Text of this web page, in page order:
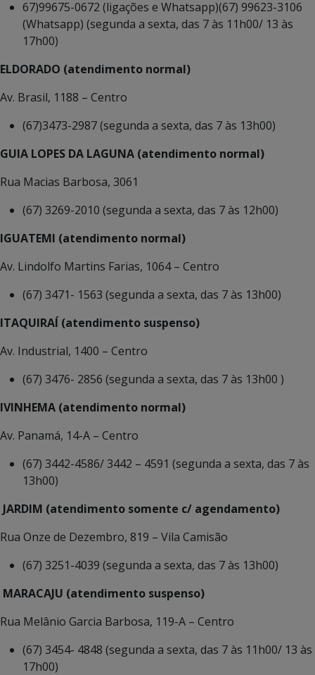
67)99675-0672 (ligações e Whatsapp)(67) 99623-3106
(Whatsapp) (segunda a sexta, das 7 às 11h00/ 13 às
17h00)
ELDORADO (atendimento normal)
Av. Brasil, 1188 – Centro
(67)3473-2987 (segunda a sexta, das 7 às 13h00)
GUIA LOPES DA LAGUNA (atendimento normal)
Rua Macias Barbosa, 3061
(67) 3269-2010 (segunda a sexta, das 7 às 12h00)
IGUATEMI (atendimento normal)
Av. Lindolfo Martins Farias, 1064 – Centro
(67) 3471- 1563 (segunda a sexta, das 7 às 13h00)
ITAQUIRAÍ (atendimento suspenso)
Av. Industrial, 1400 – Centro
(67) 3476- 2856 (segunda a sexta, das 7 às 13h00 )
IVINHEMA (atendimento normal)
Av. Panamá, 14-A – Centro
(67) 3442-4586/ 3442 – 4591 (segunda a sexta, das 7 às
13h00)
JARDIM (atendimento somente c/ agendamento)
Rua Onze de Dezembro, 819 – Vila Camisão
(67) 3251-4039 (segunda a sexta, das 7 às 13h00)
MARACAJU (atendimento suspenso)
Rua Melânio Garcia Barbosa, 119-A – Centro
(67) 3454- 4848 (segunda a sexta, das 7 às 11h00/ 13 às
17h00)